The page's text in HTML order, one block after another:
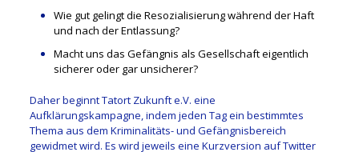
Wie gut gelingt die Resozialisierung während der Haft
und nach der Entlassung?
Macht uns das Gefängnis als Gesellschaft eigentlich
sicherer oder gar unsicherer?
Daher beginnt Tatort Zukunft e.V. eine
Aufklärungskampagne, indem jeden Tag ein bestimmtes
Thema aus dem Kriminalitäts- und Gefängnisbereich
gewidmet wird. Es wird jeweils eine Kurzversion auf Twitter